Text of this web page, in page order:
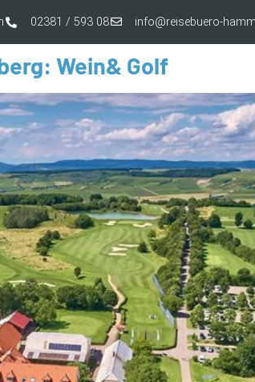
02381 / 593 08 info@reisebuero-
Wein& Golf